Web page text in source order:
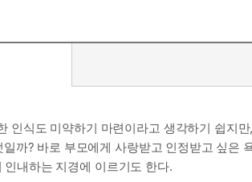
식도 미약하기 마련이라고 생각하기 쉽지
까? 바로 부모에게 사랑받고 인정받고 싶
내하는 지경에 이르기도 한다.